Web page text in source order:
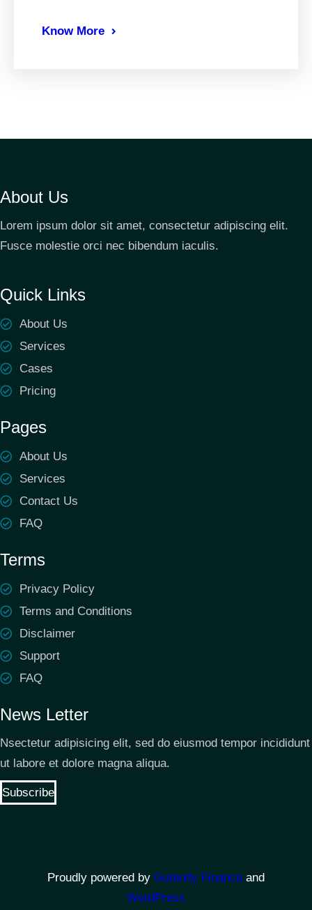
Know More
About Us
Lorem ipsum dolor sit amet, consectetur adipiscing elit.
Fusce molestie orci nec bibendum iaculis.
Quick Links
About Us
Services
Cases
Pricing
Pages
About Us
Services
Contact Us
FAQ
Terms
Privacy Policy
Terms and Conditions
Disclaimer
Support
FAQ
News Letter
Nsectetur adipisicing elit, sed do eiusmod tempor incididunt
ut labore et dolore magna aliqua.
Subscribe
Proudly powered by Gutenify Finance and
WordPress